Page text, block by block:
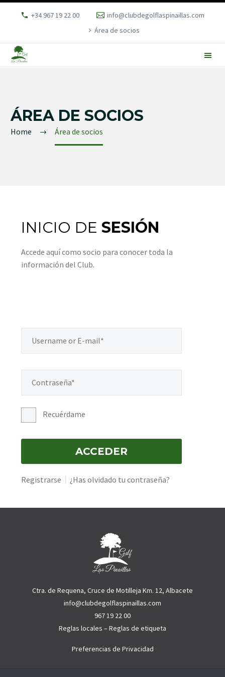
+34 967 19 22 00
info@clubdegolflaspinaillas.com
Área de socios
ÁREA DE SOCIOS
Home Área de socios
INICIO DE SESIÓN
Accede aquí como socio para conocer toda la
información del Club.
Recuérdame
Registrarse ¿Has olvidado tu contraseña?
Ctra. de Requena, Cruce de Motilleja Km. 12, Albacete
info@clubdegolflaspinaillas.com
967 19 22 00
Reglas locales –Reglas de etiqueta
Preferencias de Privacidad